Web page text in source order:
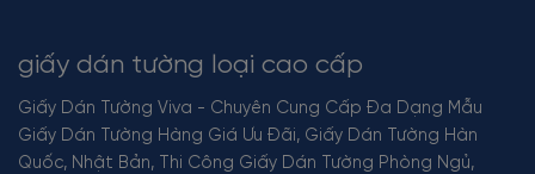
giấy dán tường loại cao cấp
Giấy Dán Tường Viva - Chuyên Cung Cấp Đa Dạng Mẫu
Giấy Dán Tường Hàng Giá Ưu Đãi, Giấy Dán Tường Hàn
Quốc, Nhật Bản, Thi Công Giấy Dán Tường Phòng Ngủ,